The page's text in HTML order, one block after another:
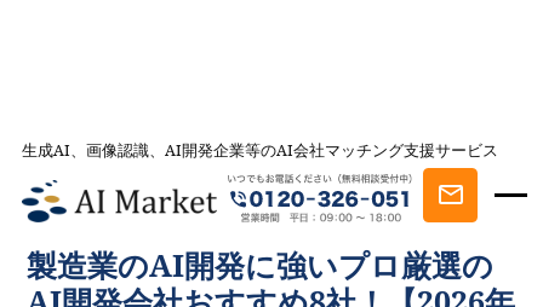
生成AI、画像認識、AI開発企業等のAI会社マッチング支援サービス
AI会社とのマッチングは AI Market
記事一覧
AIツール・AI会社を選ぶ
製造業のAI開発に強いプロ厳選の
AI開発会社おすすめ8社！【2026年最新版】
製造業のAI開発に強いプロ厳選の